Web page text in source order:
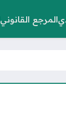
المرجع القانوني